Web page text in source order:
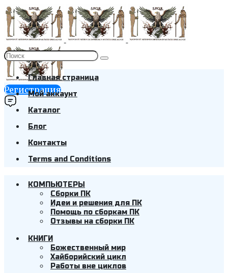
Регистрация
Главная страница
Мой аккаунт
Каталог
Блог
Контакты
Terms and Conditions
КОМПЬЮТЕРЫ
Cборки ПК
Идеи и решения для ПК
Помощь по сборкам ПК
Отзывы на сборки ПК
КНИГИ
Божественный мир
Хайборийский цикл
Работы вне циклов